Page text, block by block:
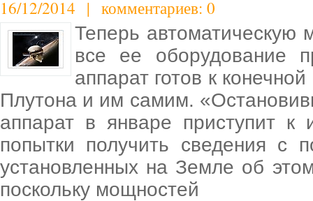
16/12/2014 | комментариев: 0
Теперь автоматическую
все ее оборудование
аппарат готов к
Плутона и им самим.
аппарат в январе приступит к
попытки получить сведения с
установленных на Земле об
поскольку мощностей